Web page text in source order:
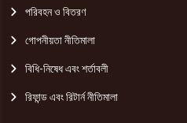
পরিবহন ও বিতরণ
গোপনীয়তা নীতিমালা
বিধি-নিষেধ এবং শর্তাবলী
রিফান্ড এবং রিটার্ন নীতিমালা